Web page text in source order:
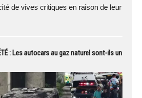
de vives critiques en raison de leur
: Les autocars au gaz naturel sont-ils un